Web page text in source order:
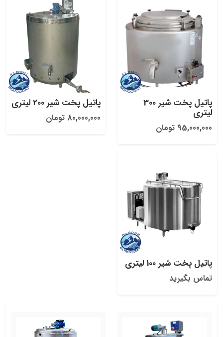
پاتیل پخت شیر 300
لیتری
95,000,000 تومان
پاتیل پخت شیر 200 لیتری
80,000,000 تومان
پاتیل پخت شیر 100 لیتری
تماس بگیرید